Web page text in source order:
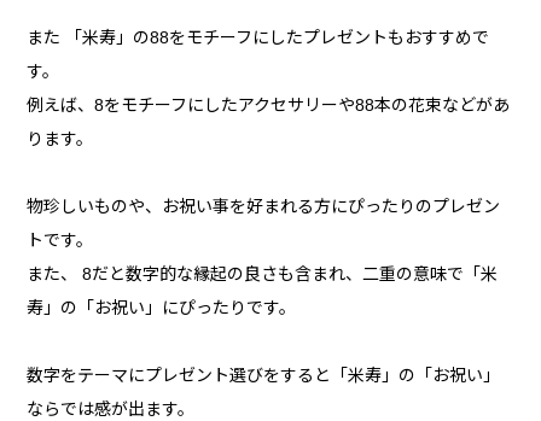
また 「米寿」の88をモチーフにしたプレゼントもおすすめで
す。
例えば、8をモチーフにしたアクセサリーや88本の花束などがあ
ります。
物珍しいものや、お祝い事を好まれる方にぴったりのプレゼン
トです。
また、 8だと数字的な縁起の良さも含まれ、二重の意味で「米
寿」の「お祝い」にぴったりです。
数字をテーマにプレゼント選びをすると「米寿」の「お祝い」
ならでは感が出ます。